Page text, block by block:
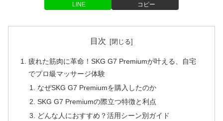
LINE コピー
目次
疲れた筋肉に革命！SKG G7 Premiumが叶える、自宅
でプロ級マッサージ体験
なぜSKG G7 Premiumを購入したのか
SKG G7 Premiumの際立つ特徴と利点
どんな人におすすめ？活用シーン別ガイド